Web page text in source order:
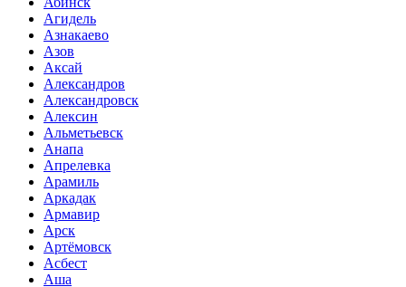
Агидель
Азнакаево
Азов
Аксай
Александров
Александровск
Алексин
Альметьевск
Анапа
Апрелевка
Арамиль
Аркадак
Армавир
Арск
Артёмовск
Асбест
Аша